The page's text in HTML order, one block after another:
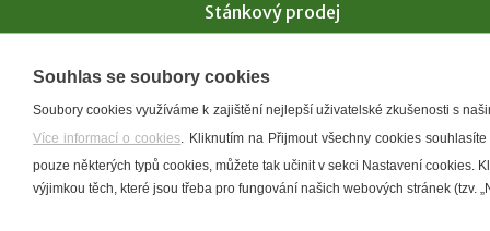
Stánkový prodej
Souhlas se soubory cookies
Soubory cookies využíváme k zajištění nejlepší uživatelské zkušenosti s
Více informací o cookies. Kliknutím na Přijmout všechny cookies
pouze některých typů cookies, můžete tak učinit v sekci Nastavení cookies.
výjimkou těch, které jsou třeba pro fungování našich webových stránek (tzv.